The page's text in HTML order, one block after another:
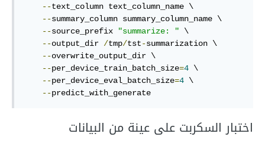
--text_column text_column_name \
--summary_column summary_column_name \
--source_prefix "summarize: " \
--output_dir /tmp/tst-summarization \
--overwrite_output_dir \
--per_device_train_batch_size=4 \
--per_device_eval_batch_size=4 \
--predict_with_generate
اختبار السكربت على عينة من البيانات